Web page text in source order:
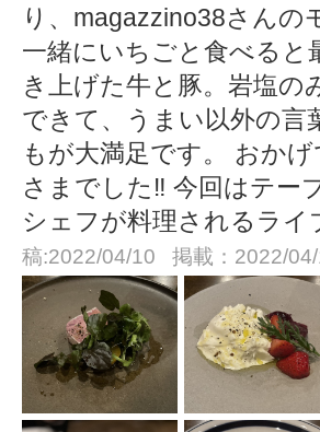
り、magazzino38さん
一緒にいちごと食べると
き上げた牛と豚。岩塩の
できて、うまい以外の
もが大満足です。 おか
さまでした‼︎ 今回はテー
シェフが料理されるラ
稿:2022/04/10 掲載：2022/04/